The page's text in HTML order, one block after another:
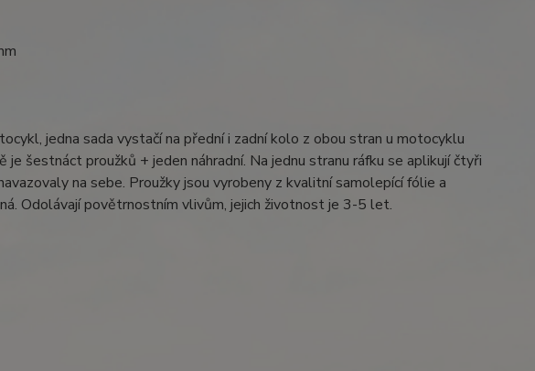
jedna sada vystačí na přední i zadní kolo z obou stran u motocyklu
šestnáct proužků + jeden náhradní. Na jednu stranu ráfku se aplikují čtyři
na sebe. Proužky jsou vyrobeny z kvalitní samolepící fólie a
Odolávají povětrnostním vlivům, jejich životnost je 3-5 let.